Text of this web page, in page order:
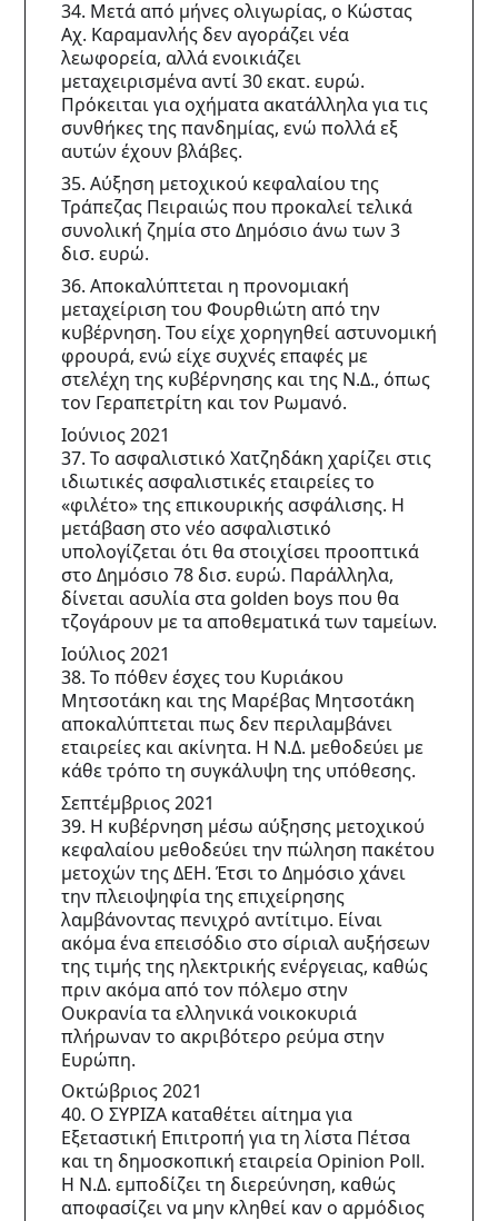
34. Μετά από μήνες ολιγωρίας, ο Κώστας
Αχ. Καραμανλής δεν αγοράζει νέα
λεωφορεία, αλλά ενοικιάζει
μεταχειρισμένα αντί 30 εκατ. ευρώ.
Πρόκειται για οχήματα ακατάλληλα για τις
συνθήκες της πανδημίας, ενώ πολλά εξ
αυτών έχουν βλάβες.
35. Αύξηση μετοχικού κεφαλαίου της
Τράπεζας Πειραιώς που προκαλεί τελικά
συνολική ζημία στο Δημόσιο άνω των 3
δισ. ευρώ.
36. Αποκαλύπτεται η προνομιακή
μεταχείριση του Φουρθιώτη από την
κυβέρνηση. Του είχε χορηγηθεί αστυνομική
φρουρά, ενώ είχε συχνές επαφές με
στελέχη της κυβέρνησης και της Ν.Δ., όπως
τον Γεραπετρίτη και τον Ρωμανό.
Ιούνιος 2021
37. Το ασφαλιστικό Χατζηδάκη χαρίζει στις
ιδιωτικές ασφαλιστικές εταιρείες το
«φιλέτο» της επικουρικής ασφάλισης. Η
μετάβαση στο νέο ασφαλιστικό
υπολογίζεται ότι θα στοιχίσει προοπτικά
στο Δημόσιο 78 δισ. ευρώ. Παράλληλα,
δίνεται ασυλία στα golden boys που θα
τζογάρουν με τα αποθεματικά των ταμείων.
Ιούλιος 2021
38. Το πόθεν έσχες του Κυριάκου
Μητσοτάκη και της Μαρέβας Μητσοτάκη
αποκαλύπτεται πως δεν περιλαμβάνει
εταιρείες και ακίνητα. Η Ν.Δ. μεθοδεύει με
κάθε τρόπο τη συγκάλυψη της υπόθεσης.
Σεπτέμβριος 2021
39. Η κυβέρνηση μέσω αύξησης μετοχικού
κεφαλαίου μεθοδεύει την πώληση πακέτου
μετοχών της ΔΕΗ. Έτσι το Δημόσιο χάνει
την πλειοψηφία της επιχείρησης
λαμβάνοντας πενιχρό αντίτιμο. Είναι
ακόμα ένα επεισόδιο στο σίριαλ αυξήσεων
της τιμής της ηλεκτρικής ενέργειας, καθώς
πριν ακόμα από τον πόλεμο στην
Ουκρανία τα ελληνικά νοικοκυριά
πλήρωναν το ακριβότερο ρεύμα στην
Ευρώπη.
Οκτώβριος 2021
40. Ο ΣΥΡΙΖΑ καταθέτει αίτημα για
Εξεταστική Επιτροπή για τη λίστα Πέτσα
και τη δημοσκοπική εταιρεία Opinion Poll.
Η Ν.Δ. εμποδίζει τη διερεύνηση, καθώς
αποφασίζει να μην κληθεί καν ο αρμόδιος